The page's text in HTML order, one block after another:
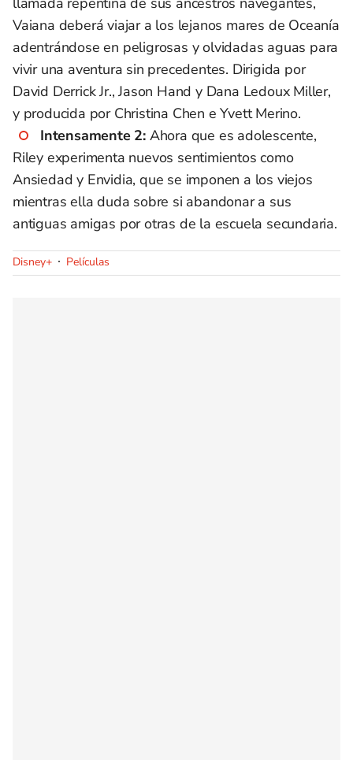
Vaiana deberá viajar a los lejanos mares de Oceanía
adentrándose en peligrosas y olvidadas aguas para
vivir una aventura sin precedentes. Dirigida por
David Derrick Jr., Jason Hand y Dana Ledoux Miller,
y producida por Christina Chen e Yvett Merino.
Intensamente 2: Ahora que es adolescente,
Riley experimenta nuevos sentimientos como
Ansiedad y Envidia, que se imponen a los viejos
mientras ella duda sobre si abandonar a sus
antiguas amigas por otras de la escuela secundaria.
Disney+ Películas